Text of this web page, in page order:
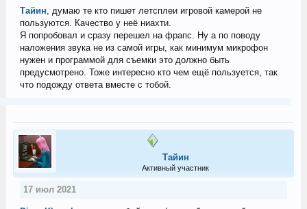
Тайин, думаю те кто пишет летсплеи игровой камерой не
пользуются. Качество у неё ниахти.
Я попробовал и сразу перешел на фрапс. Ну а по поводу
наложения звука не из самой игры, как минимум микрофон
нужен и программой для съемки это должно быть
предусмотрено. Тоже интересно кто чем ещё пользуется, так
что подожду ответа вместе с тобой.
Тайин
Активный участник
17 июл 2021